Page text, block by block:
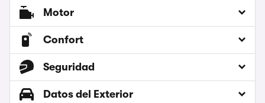
Motor
Confort
Seguridad
Datos del Exterior